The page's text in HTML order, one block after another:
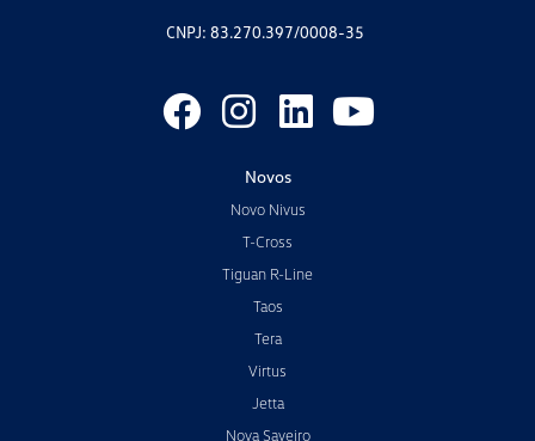
CNPJ: 83.270.397/0008-35
Novos
Novo Nivus
T-Cross
Tiguan R-Line
Taos
Tera
Virtus
Jetta
Nova Saveiro